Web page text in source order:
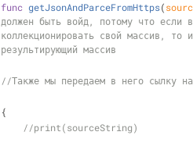
func getJsonAndParceFromHttps(
должен быть войд, потому что если
коллекционировать свой массив, то
результирующий массив
//Также мы передаем в него сылку
{
//print(sourceString)